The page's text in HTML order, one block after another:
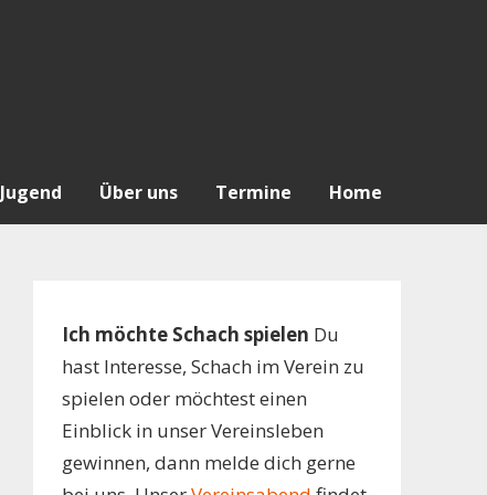
Jugend Über uns Termine Home
Ich möchte Schach spielen Du
hast Interesse, Schach im Verein zu
spielen oder möchtest einen
Einblick in unser Vereinsleben
gewinnen, dann melde dich gerne